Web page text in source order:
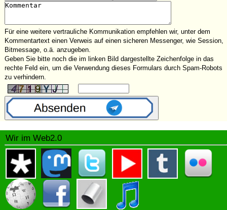
Für eine weitere vertrauliche Kommunikation empfehlen wir, unter dem
Kommentartext einen Verweis auf einen sicheren Messenger, wie Session,
Bitmessage, o.ä. anzugeben.
Geben Sie bitte noch die im linken Bild dargestellte Zeichenfolge in das
rechte Feld ein, um die Verwendung dieses Formulars durch Spam-Robots
zu verhindern.
Wir im Web2.0